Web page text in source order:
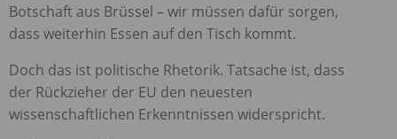
Botschaft aus Brüssel – wir müssen dafür sorgen,
dass weiterhin Essen auf den Tisch kommt.
Doch das ist politische Rhetorik. Tatsache ist, dass
der Rückzieher der EU den neuesten
wissenschaftlichen Erkenntnissen widerspricht.